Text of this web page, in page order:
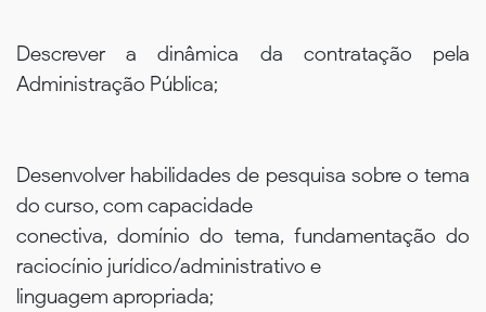
Descrever a dinâmica da contratação pela
Administração Pública;
Desenvolver habilidades de pesquisa sobre o tema
do curso, com capacidade
conectiva, domínio do tema, fundamentação do
raciocínio jurídico/administrativo e
linguagem apropriada;